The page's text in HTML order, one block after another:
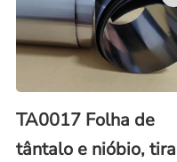
TA0017 Folha de
tântalo e nióbio, tira